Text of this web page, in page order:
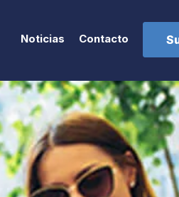
Noticias Contacto